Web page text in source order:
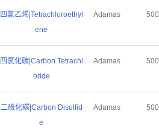
四氯乙烯|Tetrachloroethyl
ene
Adamas
四氯化碳|Carbon Tetrachl
oride
Adamas
二硫化碳|Carbon Disulfid
e
Adamas